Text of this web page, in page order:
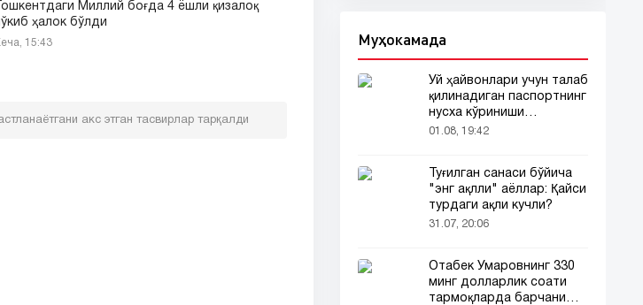
Тошкентдаги Миллий боғда 4 ёшли қизалоқ
ҳалок бўлди
15:43
акс этган тасвирлар тарқалди
Муҳокамада
Уй ҳайвонлари учун талаб
қилинадиган паспортнинг
нусха кўриниши
тармоқларда тарқалди
01.08, 19:42
Туғилган санаси бўйича
"энг ақлли" аёллар: Қайси
турдаги ақли кучли?
31.07, 20:06
Отабек Умаровнинг 330
минг долларлик соати
тармоқларда барчани